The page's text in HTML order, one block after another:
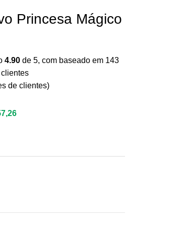
Princesa Mágico
4.90de 5, com baseado em 143
de clientes)